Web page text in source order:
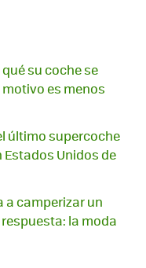
su coche se
motivo es menos
último supercoche
Estados Unidos de
a camperizar un
la moda